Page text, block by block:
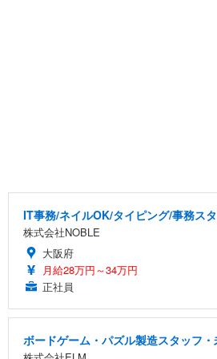
IT事務/ネイルOK/タイピング/事務ス
株式会社NOBLE
大阪府
月給28万円～34万円
正社員
ボードゲーム・パズル製造スタッフ